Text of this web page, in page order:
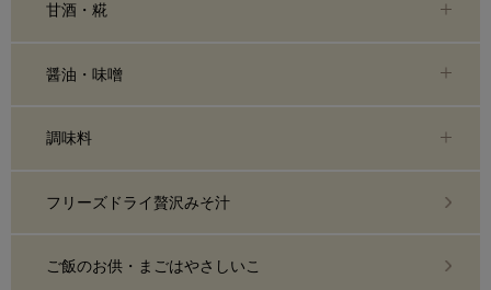
甘酒・糀
醤油・味噌
調味料
フリーズドライ贅沢みそ汁
ご飯のお供・まごはやさしいこ